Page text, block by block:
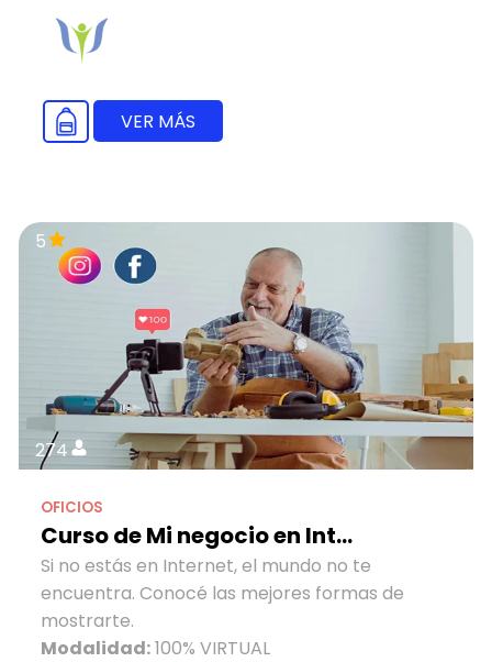
VER MÁS
5
274
OFICIOS
Curso de Mi negocio en Int...
Si no estás en Internet, el mundo no te
encuentra. Conocé las mejores formas de
mostrarte.
Modalidad:100% VIRTUAL